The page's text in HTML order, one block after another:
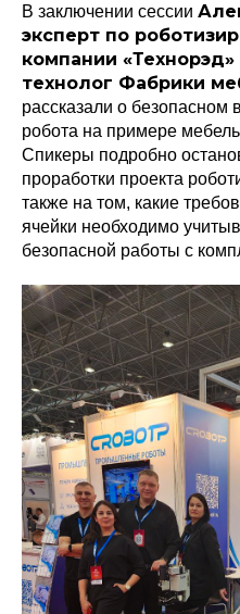
В заключении сессии
эксперт по
компании
технолог Фабрики
рассказали о безопасном
робота на примере
Спикеры подробно
проработки проекта
также на том, какие
ячейки необходимо
безопасной работы с